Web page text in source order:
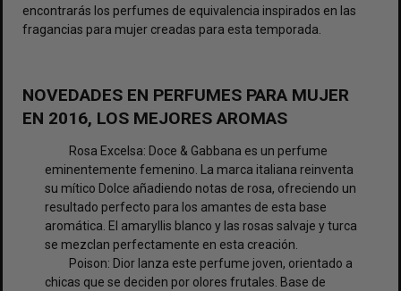
encontrarás los perfumes de equivalencia inspirados en las
fragancias para mujer creadas para esta temporada.
NOVEDADES EN PERFUMES PARA MUJER
EN 2016, LOS MEJORES AROMAS
Rosa Excelsa: Doce & Gabbana es un perfume
eminentemente femenino. La marca italiana reinventa
su mítico Dolce añadiendo notas de rosa, ofreciendo un
resultado perfecto para los amantes de esta base
aromática. El amaryllis blanco y las rosas salvaje y turca
se mezclan perfectamente en esta creación.
Poison: Dior lanza este perfume joven, orientado a
chicas que se deciden por olores frutales. Base de